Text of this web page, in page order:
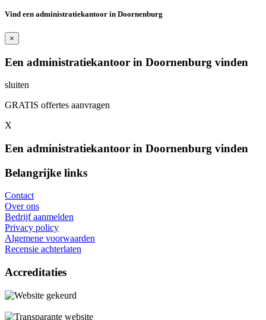
Vind een administratiekantoor in Doornenburg
×
Een administratiekantoor in Doornenburg vinden
sluiten
GRATIS offertes aanvragen
X
Een administratiekantoor in Doornenburg vinden
Belangrijke links
Contact
Over ons
Bedrijf aanmelden
Privacy policy
Algemene voorwaarden
Recensie achterlaten
Accreditaties